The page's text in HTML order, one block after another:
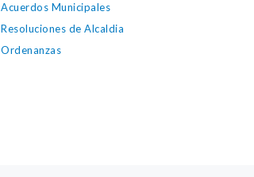
Acuerdos Municipales
Resoluciones de Alcaldia
Ordenanzas